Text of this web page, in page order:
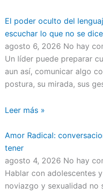
El poder oculto del
escuchar lo que no se dice
agosto 6, 2026 No hay
Un líder puede preparar
aun así, comunicar algo
postura, su mirada, sus
Leer más »
Amor Radical:
tener
agosto 4, 2026 No hay
Hablar con adolescentes
noviazgo y sexualidad no